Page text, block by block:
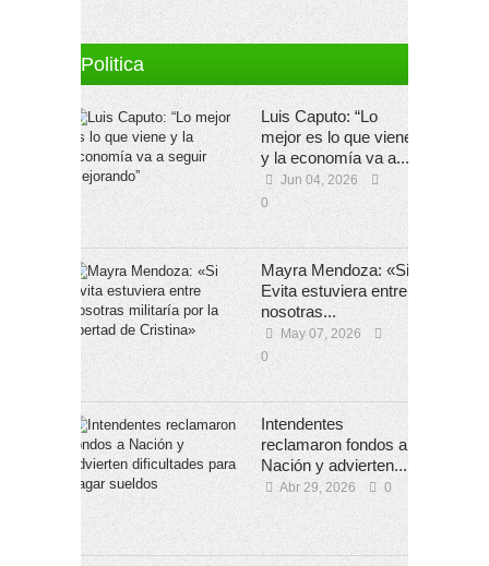
Politica
Luis Caputo: “Lo
mejor es lo que viene
y la economía va a...
Jun 04, 2026
0
Mayra Mendoza: «Si
Evita estuviera entre
nosotras...
May 07, 2026
0
Intendentes
reclamaron fondos a
Nación y advierten...
Abr 29, 2026 0